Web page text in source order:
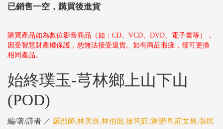
已銷售一空，購買後進貨
購買產品如為數位影音商品（如：CD、VCD、DVD、電子書等），
因受智慧財產權保護，恕無法接受退貨。如有商品瑕疵，僅可更換
相同產品。
始終璞玉-芎林鄉上山下山
(POD)
編/著/譯者 ／ 羅烈師,林美辰,林伯殷,徐筠茹,陳聖曄,莊文昌,張民